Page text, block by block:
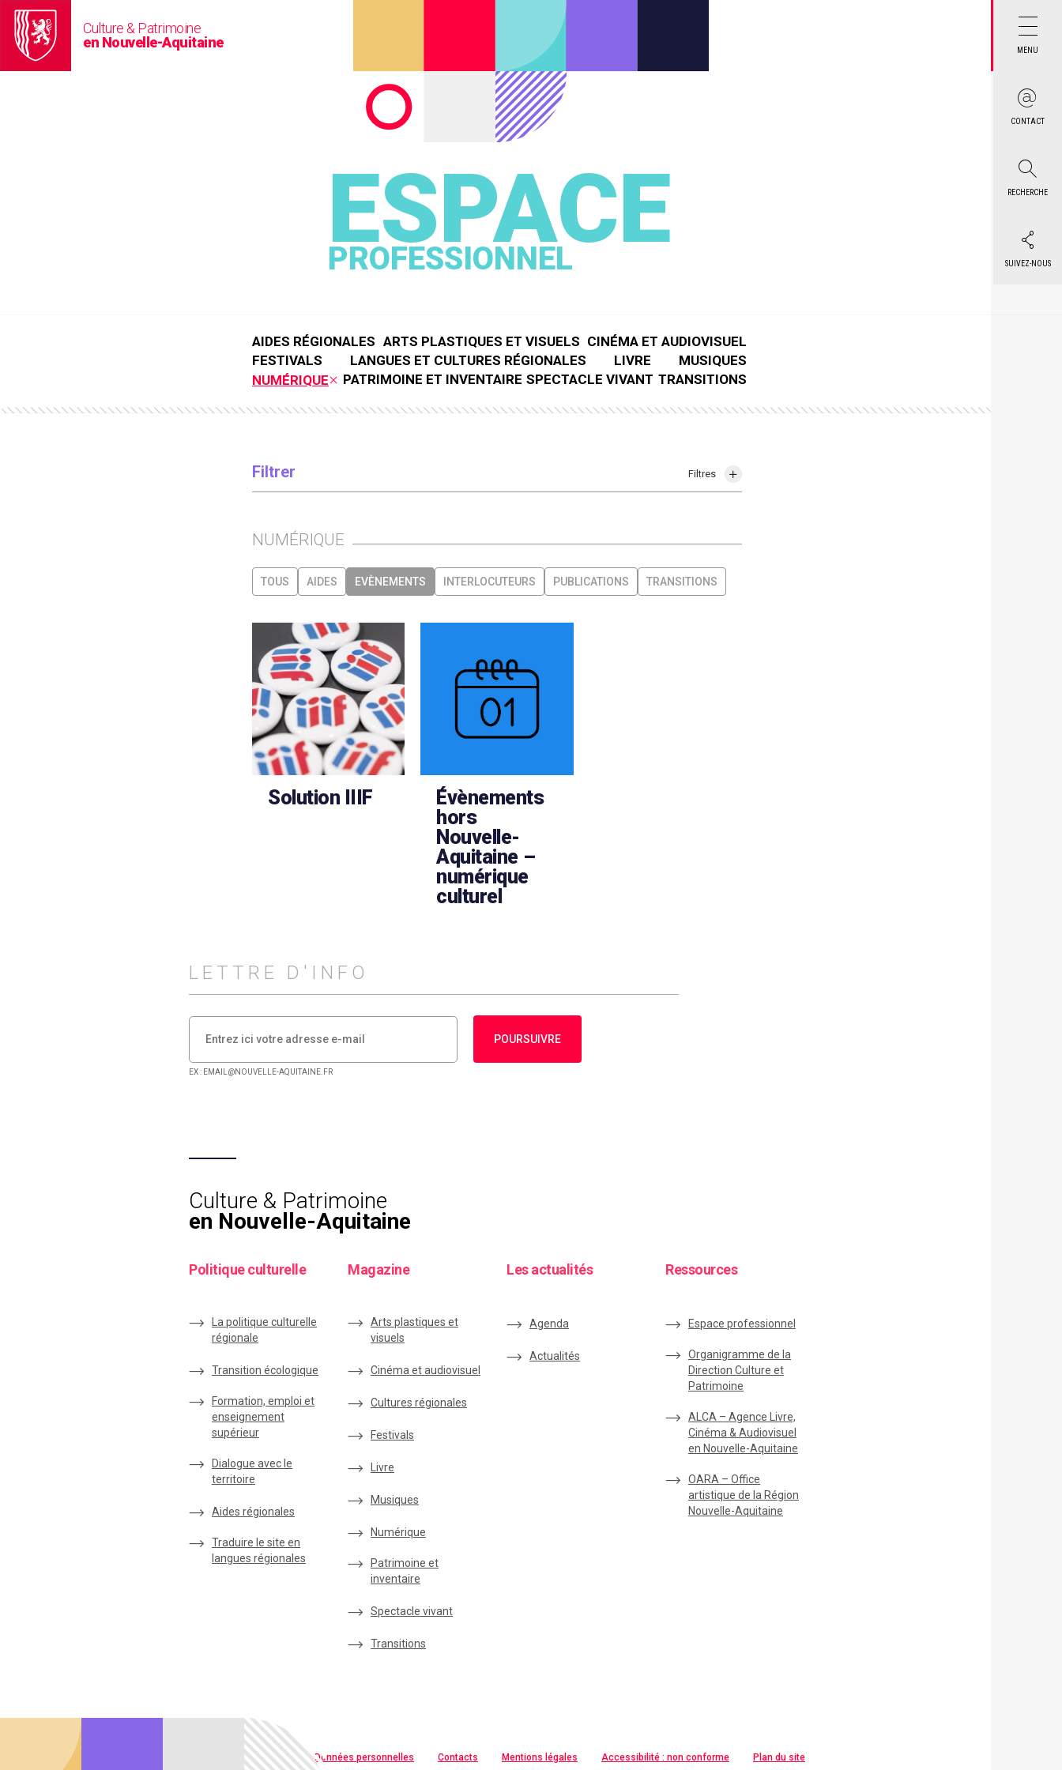
Culture & Patrimoine
en Nouvelle-Aquitaine
MENU
CONTACT
RECHERCHE
SUIVEZ-NOUS
ESPACE
PROFESSIONNEL
AIDES RÉGIONALES ARTS PLASTIQUES ET VISUELS CINÉMA ET AUDIOVISUEL
FESTIVALS
LANGUES ET CULTURES RÉGIONALES LIVRE
MUSIQUES
NUMÉRIQUE
PATRIMOINE ET INVENTAIRE SPECTACLE VIVANT TRANSITIONS
Filtrer Filtres
NUMÉRIQUE
TOUS AIDES EVÈNEMENTS INTERLOCUTEURS PUBLICATIONS TRANSITIONS
Solution IIIF
Évènements
hors
Nouvelle-
Aquitaine –
numérique
culturel
LETTRE D'INFO
POURSUIVRE
EX : EMAIL@NOUVELLE-AQUITAINE.FR
Culture & Patrimoine
en Nouvelle-Aquitaine
Politique culturelle
La politique culturelle
régionale
Transition écologique
Formation, emploi et
enseignement
supérieur
Dialogue avec le
territoire
Aides régionales
Traduire le site en
langues régionales
Magazine
Arts plastiques et
visuels
Cinéma et audiovisuel
Cultures régionales
Festivals
Livre
Musiques
Numérique
Patrimoine et
inventaire
Spectacle vivant
Transitions
Les actualités
Agenda
Actualités
Ressources
Espace professionnel
Organigramme de la
Direction Culture et
Patrimoine
ALCA – Agence Livre,
Cinéma & Audiovisuel
en Nouvelle-Aquitaine
OARA – Office
artistique de la Région
Nouvelle-Aquitaine
Qualité web Données personnelles Contacts Mentions légales Accessibilité : non conforme Plan du site